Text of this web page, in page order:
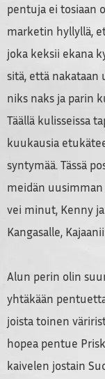
pentuja ei tosiaan
marketin hyllyllä,
joka keksii ekana
sitä, että nakataan
niks naks ja parin
Täällä kulisseissa
kuukausia
syntymää. Tässä
meidän
vei minut, Kenny
Kangasalle,
Alun perin olin
yhtäkään
joista toinen
hopea pentue
kaivelen jostain